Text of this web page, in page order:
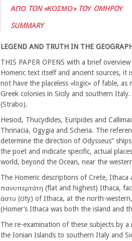
ΑΠΟ TON «ΚΟΣΜΟ» TOΥ OMHPOΥ
SUMMARY
LEGEND AND TRUTH IN THE
THIS PAPER OPENS with a brief
Homeric text itself and ancient sources, it
not have the placeless «logic» of fable,
Greek colonies in Sicily and southern
(Strabo).
Hesiod, Thucydides, Euripides and
Thrinacia, Ogygia and Scheria. The
determine the direction of Odysseus”
the poet and indicate specific, actual
world, beyond the Ocean, near the
The Homeric descriptions of Crete,
πανυπερτάτη (flat and highest) Ithaca,
άστυ (city) of Ithaca, at the north-
(Homer’s Ithaca was both the island and
The re-examination of these subjects by
the Ionian Islands to southern Italy and